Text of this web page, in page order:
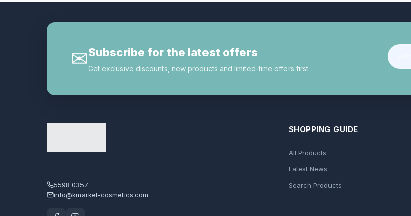
✉Subscribe for the latest offers
Get exclusive discounts, new products and limited-time offers first
5598 0357
info@kmarket-cosmetics.com
SHOPPING GUIDE
All Products
Latest News
Search Products